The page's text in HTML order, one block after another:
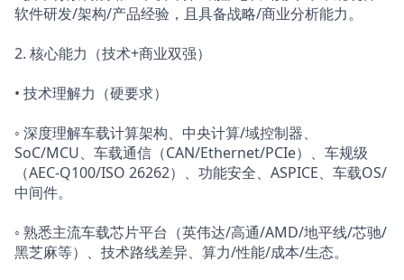
软件研发/架构/产品经验，且具备战略/商业分析能力。
2. 核心能力（技术+商业双强）
• 技术理解力（硬要求）
◦ 深度理解车载计算架构、中央计算/域控制器、
SoC/MCU、车载通信（CAN/Ethernet/PCIe）、车规级
（AEC-Q100/ISO 26262）、功能安全、ASPICE、车载OS/
中间件。
◦ 熟悉主流车载芯片平台（英伟达/高通/AMD/地平线/芯驰/
黑芝麻等）、技术路线差异、算力/性能/成本/生态。